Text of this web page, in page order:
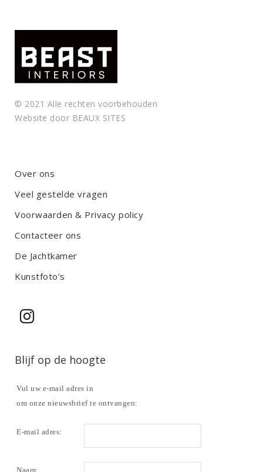
© 2021 Alle rechten voorbehouden
Website door BEAUX SITES
Over ons
Veel gestelde vragen
Voorwaarden & Privacy policy
Contacteer ons
De Jachtkamer
Kunstfoto’s
Blijf op de hoogte
Vul uw e-mail adres in
om onze nieuwsbrief te ontvangen:
E-mail adres:
Naam: